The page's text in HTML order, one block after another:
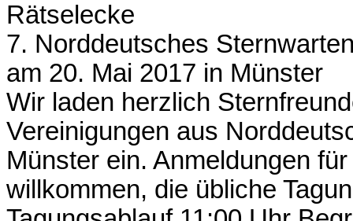
Rätselecke
7. Norddeutsches
am 20. Mai 2017 in Münster
Wir laden herzlich
Vereinigungen aus
Münster ein. Anmeldungen
willkommen, die übliche